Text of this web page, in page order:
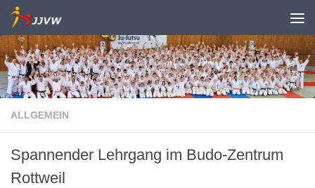
Zum Inhalt springen
ALLGEMEIN
Spannender Lehrgang im Budo-Zentrum
Rottweil